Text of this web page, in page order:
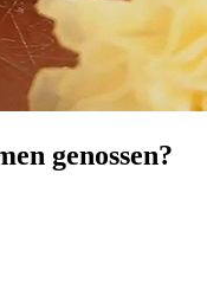
genossen?